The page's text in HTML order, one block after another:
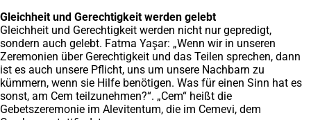
Gleichheit und Gerechtigkeit werden gelebt
Gleichheit und Gerechtigkeit werden nicht nur gepredigt,
sondern auch gelebt. Fatma Yaşar: „Wenn wir in unseren
Zeremonien über Gerechtigkeit und das Teilen sprechen, dann
ist es auch unsere Pflicht, uns um unsere Nachbarn zu
kümmern, wenn sie Hilfe benötigen. Was für einen Sinn hat es
sonst, am Cem teilzunehmen?“. „Cem“ heißt die
Gebetszeremonie im Alevitentum, die im Cemevi, dem